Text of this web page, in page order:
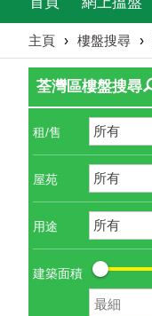
主頁 › 樓盤搜尋 ›
荃灣區樓盤搜尋
租/售
屋苑
用途
建築面積